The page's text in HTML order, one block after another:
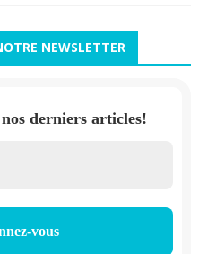
NEWSLETTER
derniers articles!